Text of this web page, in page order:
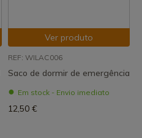
Ver produto
REF: WILAC006
Saco de dormir de emergência
Em stock - Envio imediato
12,50 €